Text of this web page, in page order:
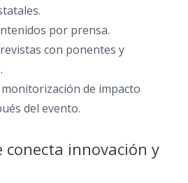
por prensa.
con ponentes y
de impacto
del evento.
conecta innovación y